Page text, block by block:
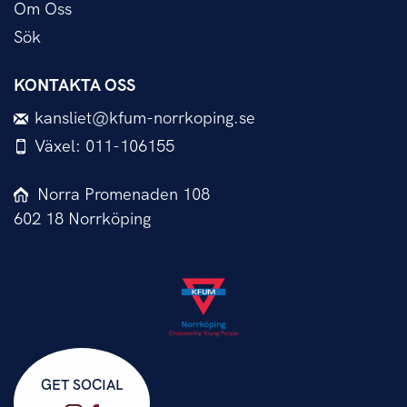
Om Oss
Sök
KONTAKTA OSS
kansliet@kfum-norrkoping.se
Växel: 011-106155
Norra Promenaden 108
602 18 Norrköping
GET SOCIAL